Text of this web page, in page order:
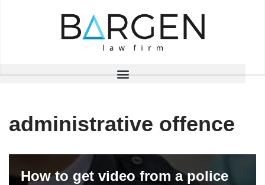
administrative offence
How to get video from a police